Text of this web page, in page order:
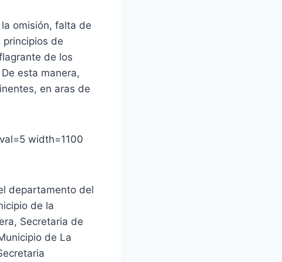
omisión, falta de
principios de
de los
esta manera,
en aras de
width=1100
departamento del
de la
Secretaria de
de La